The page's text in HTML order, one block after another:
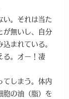
い。それは当た
が無いし、自分
まれている。
る。オー！凄
てしまう。体内
胞の油（脂）を